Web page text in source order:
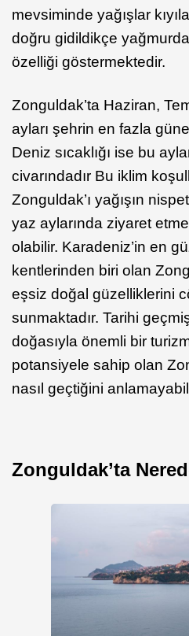
mevsiminde yağışlar
doğru gidildikçe
özelliği göstermektedir.
Zonguldak’ta Haziran,
ayları şehrin en fazla
Deniz sıcaklığı ise bu
civarındadır Bu iklim
Zonguldak’ı yağışın
yaz aylarında ziyaret
olabilir. Karadeniz’in en
kentlerinden biri olan
eşsiz doğal güzelliklerini
sunmaktadır. Tarihi
doğasıyla önemli bir
potansiyele sahip olan
nasıl geçtiğini
Zonguldak’ta